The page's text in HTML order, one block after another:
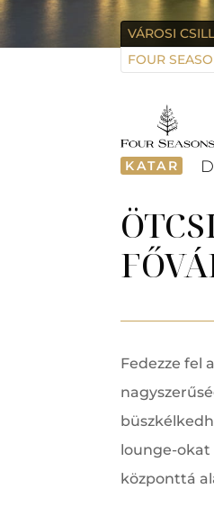
VÁROSI
FOUR
KATAR
Fedezze fel
lounge-okat
központtá